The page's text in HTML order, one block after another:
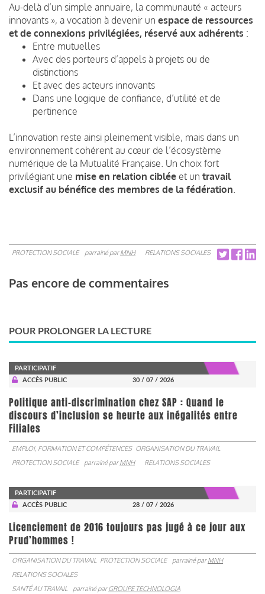
Au-delà d’un simple annuaire, la communauté « acteurs
innovants », a vocation à devenir un espace de ressources
et de connexions privilégiées, réservé aux adhérents :
Entre mutuelles
Avec des porteurs d’appels à projets ou de
distinctions
Et avec des acteurs innovants
Dans une logique de confiance, d’utilité et de
pertinence
L’innovation reste ainsi pleinement visible, mais dans un
environnement cohérent au cœur de l’écosystème
numérique de la Mutualité Française. Un choix fort
privilégiant une mise en relation ciblée et un travail
exclusif au bénéfice des membres de la fédération
PROTECTION SOCIALE parrainé parMNH RELATIONS SOCIALES
Pas encore de commentaires
POUR PROLONGER LA LECTURE
PARTICIPATIF
ACCÈS PUBLIC
30 / 07 / 2026
Politique anti-discrimination chez SAP : Quand le
discours d’inclusion se heurte aux inégalités entre
Filiales
EMPLOI, FORMATION ET COMPÉTENCES ORGANISATION DU TRAVAIL
PROTECTION SOCIALE
parrainé parMNH RELATIONS SOCIALES
PARTICIPATIF
ACCÈS PUBLIC
28 / 07 / 2026
Licenciement de 2016 toujours pas jugé à ce jour aux
Prud’hommes !
ORGANISATION DU TRAVAIL PROTECTION SOCIALE parrainé parMNH
RELATIONS SOCIALES
SANTÉ AU TRAVAIL
parrainé parGROUPE TECHNOLOGIA